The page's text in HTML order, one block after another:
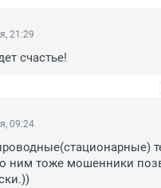
21:29
счастье!
09:24
ним тоже мошенники